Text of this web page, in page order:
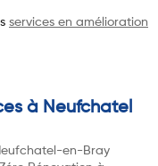
services en amélioration
à Neufchatel
en-Bray